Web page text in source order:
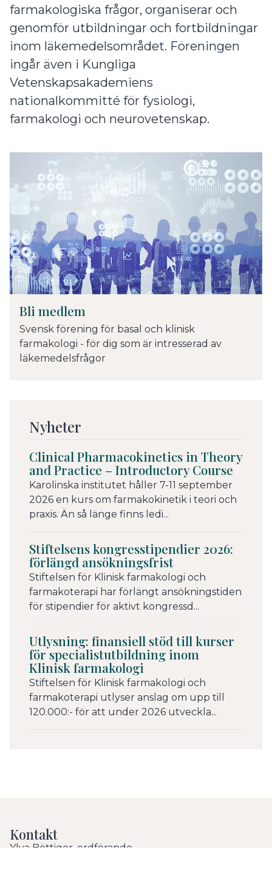
farmakologiska frågor, organiserar och
genomför utbildningar och fortbildningar
inom läkemedelsområdet. Föreningen
ingår även i Kungliga
Vetenskapsakademiens
nationalkommitté för fysiologi,
farmakologi och neurovetenskap.
Bli medlem
Svensk förening för basal och klinisk
farmakologi - för dig som är intresserad av
läkemedelsfrågor
Nyheter
Clinical Pharmacokinetics in Theory
and Practice – Introductory Course
Karolinska institutet håller 7-11 september
2026 en kurs om farmakokinetik i teori och
praxis. Än så länge finns ledi...
Stiftelsens kongresstipendier 2026:
förlängd ansökningsfrist
Stiftelsen för Klinisk farmakologi och
farmakoterapi har förlängt ansökningstiden
för stipendier för aktivt kongressd...
Utlysning: finansiell stöd till kurser
för specialistutbildning inom
Klinisk farmakologi
Stiftelsen för Klinisk farmakologi och
farmakoterapi utlyser anslag om upp till
120.000:- för att under 2026 utveckla...
Kontakt
Ylva Böttiger, ordförande